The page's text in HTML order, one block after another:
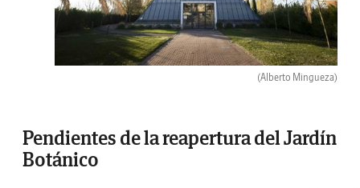
(Alberto Mingueza)
Pendientes de la reapertura del Jardín
Botánico